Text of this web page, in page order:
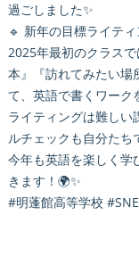
過ごしました✨
🔹 新年の目標ライテ
2025年最初のクラス
本』『訪れてみたい場
て、英語で書くワーク
ライティングは難しい
ルチェックも自分た
今年も英語を楽しく学
きます！🌍✨
#明蓬館高等学校